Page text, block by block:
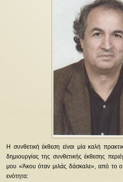
Η συνθετική έκθεση είναι μία καλή
δημιουργίας της συνθετικής έκθεσης
μου «Άκου όταν μιλάς δάσκαλε», από το
ενότητα: